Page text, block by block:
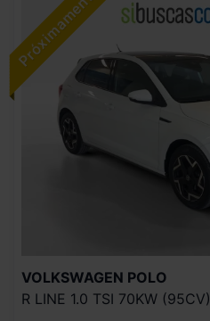
VOLKSWAGEN POLO
R LINE 1.0 TSI 70KW (95CV)